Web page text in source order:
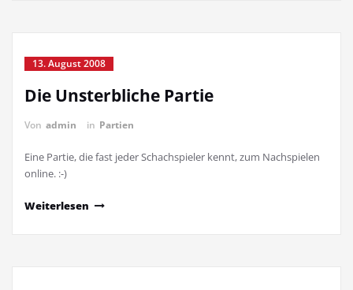
13. August 2008
Die Unsterbliche Partie
Von admin in Partien
Eine Partie, die fast jeder Schachspieler kennt, zum Nachspielen
online. :-)
Weiterlesen